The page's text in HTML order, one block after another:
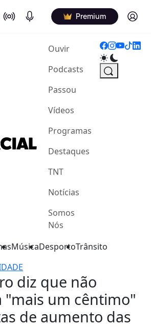
On Air Podcasts Premium Log in
Ouvir(current)
Podcasts
Passou
Vídeos
Programas
Destaques
TNT
Notícias
Somos
Nós
MúsicaDesportoTrânsito
diz que não
"mais um cêntimo"
de aumento das